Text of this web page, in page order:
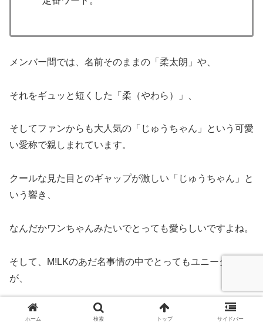
メンバー間では、名前そのままの「柔太朗」や、
それをギュッと短くした「柔（やわら）」、
そしてファンからも大人気の「じゅうちゃん」という可愛
い愛称で親しまれています。
クールな見た目とのギャップが激しい「じゅうちゃん」と
いう響き、
なんだかワンちゃんみたいでとっても愛らしいですよね。
そして、M!LKのあだ名事情の中でとってもユニークなの
が、
彼が「80（はちまる）」という数字で呼ばれることがあ
ホーム 検索 トップ サイドバー